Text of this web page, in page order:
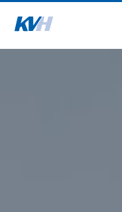
Zur Startseite